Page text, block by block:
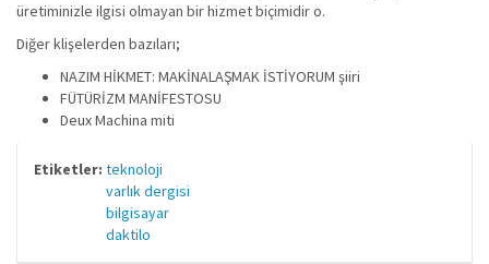
üretiminizle ilgisi olmayan bir hizmet biçimidir o.
Diğer klişelerden bazıları;
NAZIM HİKMET: MAKİNALAŞMAK İSTİYORUM şiiri
FÜTÜRİZM MANİFESTOSU
Deux Machina miti
Etiketler: teknoloji
varlık dergisi
bilgisayar
daktilo